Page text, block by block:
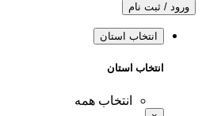
ورود / ثبت نام
انتخاب استان
انتخاب استان
انتخاب همه